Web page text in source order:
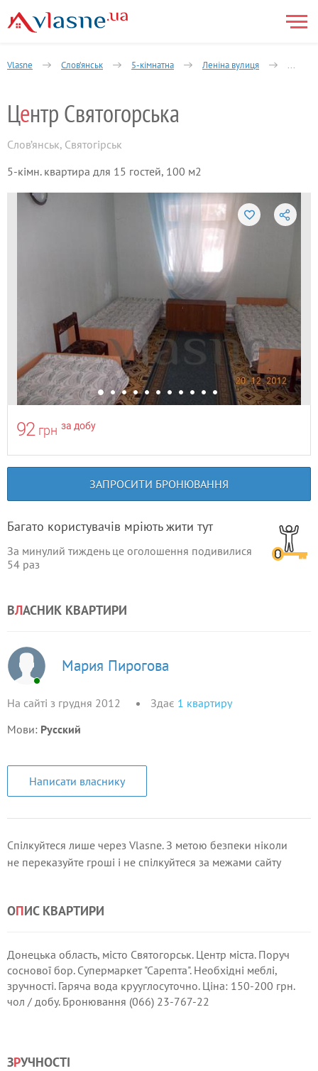
Vlasne Слов’янськ 5-кімнатна Леніна вулиця Центр
Центр Святогорська
Слов’янськ, Святогірськ
5-кімн. квартира для 15 гостей, 100 м2
92 грн за добу
ЗАПРОСИТИ БРОНЮВАННЯ
Багато користувачів мріють жити тут
За минулий тиждень це оголошення подивилися
54 раз
ВЛАСНИК КВАРТИРИ
Мария Пирогова
На сайті з грудня 2012 Здає 1 квартиру
Мови: Русский
Написати власнику
Спілкуйтеся лише через Vlasne. З метою безпеки ніколи
не переказуйте гроші і не спілкуйтеся за межами сайту
ОПИС КВАРТИРИ
Донецька область, місто Святогорськ. Центр міста. Поруч
соснової бор. Супермаркет "Сарепта". Необхідні меблі,
зручності. Гаряча вода крууглосуточно. Ціна: 150-200 грн.
чол / добу. Бронювання (066) 23-767-22
ЗРУЧНОСТІ